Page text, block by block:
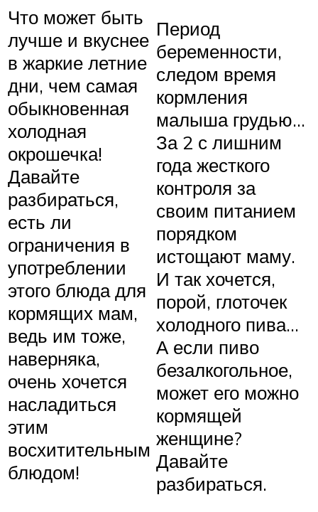
Что может быть
лучше и вкуснее
в жаркие летние
дни, чем самая
обыкновенная
холодная
окрошечка!
Давайте
разбираться,
есть ли
ограничения в
употреблении
этого блюда для
кормящих мам,
ведь им тоже,
наверняка,
очень хочется
насладиться
этим
восхитительным
блюдом!
Период
беременности,
следом время
кормления
малыша грудью…
За 2 с лишним
года жесткого
контроля за
своим питанием
порядком
истощают маму.
И так хочется,
порой, глоточек
холодного пива…
А если пиво
безалкогольное,
может его можно
кормящей
женщине?
Давайте
разбираться.